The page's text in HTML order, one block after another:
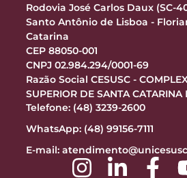
Rodovia José Carlos Daux (SC-
Santo Antônio de Lisboa -
Catarina
CEP 88050-001
CNPJ 02.984.294/0001-69
Razão Social CESUSC -
SUPERIOR DE SANTA CATARINA
Telefone: (48) 3239-2600
WhatsApp: (48) 99156-7111
E-mail: